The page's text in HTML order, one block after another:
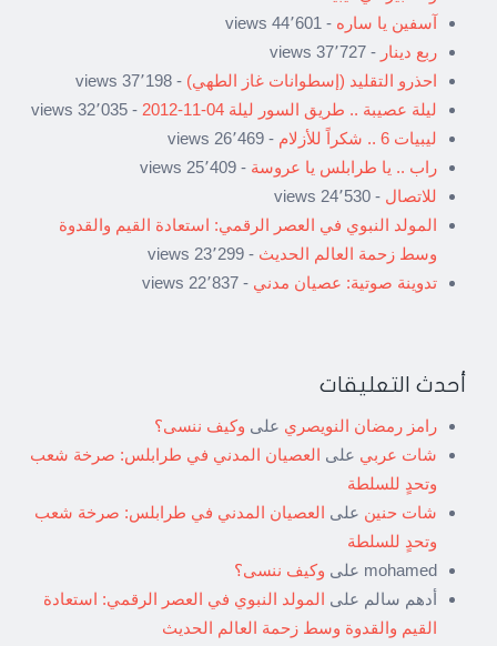
آسفين يا ساره - 44٬601 views
ربع دينار - 37٬727 views
احذرو التقليد (إسطوانات غاز الطهي) - 37٬198 views
ليلة عصيبة .. طريق السور ليلة 04-11-2012
- 32٬035 views
ليبيات 6 .. شكراً للأزلام
- 26٬469 views
راب .. يا طرابلس يا عروسة - 25٬409 views
للاتصال - 24٬530 views
المولد النبوي في العصر الرقمي: استعادة القيم والقدوة
وسط زحمة العالم الحديث - 23٬299 views
تدوينة صوتية: عصيان مدني - 22٬837 views
أحدث التعليقات
رامز رمضان النويصري على وكيف ننسى؟
شات عربي على العصيان المدني في طرابلس: صرخة شعب
وتحدٍ للسلطة
شات حنين على العصيان المدني في طرابلس: صرخة شعب
وتحدٍ للسلطة
mohamed على وكيف ننسى؟
أدهم سالم على المولد النبوي في العصر الرقمي: استعادة
القيم والقدوة وسط زحمة العالم الحديث